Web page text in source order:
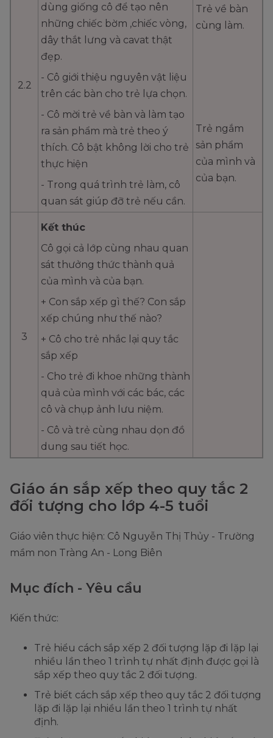
2.2
dùng giống cô để tạo nên
những chiếc bờm ,chiếc vòng,
dây thắt lưng và cavat thật
đẹp.
- Cô giới thiệu nguyên vật liệu
trên các bàn cho trẻ lựa chọn.
- Cô mời trẻ về bàn và làm tạo
ra sản phẩm mà trẻ theo ý
thích. Cô bật không lời cho trẻ
thực hiện
- Trong quá trình trẻ làm, cô
quan sát giúp đỡ trẻ nếu cần.
Trẻ về bàn
cùng làm.
Trẻ ngắm
sản phẩm
của mình và
của bạn.
3
Kết thúc
Cô gọi cả lớp cùng nhau quan
sát thưởng thức thành quả
của mình và của bạn.
+ Con sắp xếp gì thế? Con sắp
xếp chúng như thế nào?
+ Cô cho trẻ nhắc lại quy tắc
sắp xếp
- Cho trẻ đi khoe những thành
quả của mình với các bác, các
cô và chụp ảnh lưu niệm.
- Cô và trẻ cùng nhau dọn đồ
dung sau tiết học.
Giáo án sắp xếp theo quy tắc 2
đối tượng cho lớp 4-5 tuổi
Giáo viên thực hiện: Cô Nguyễn Thị Thủy - Trường
mầm non Tràng An - Long Biên
Mục đích - Yêu cầu
Kiến thức:
Trẻ hiểu cách sắp xếp 2 đối tượng lặp đi lặp lại
nhiều lần theo 1 trình tự nhất định được gọi là
sắp xếp theo quy tắc 2 đối tượng.
Trẻ biết cách sắp xếp theo quy tắc 2 đối tượng
lặp đi lặp lại nhiều lần theo 1 trình tự nhất
định.